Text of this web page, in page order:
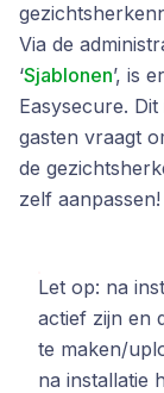
Via de
‘Sjablonen’, is
Easysecure.
gasten vraagt
de
zelf aanpassen!
Let op: na
actief zijn en
te maken/
na installatie